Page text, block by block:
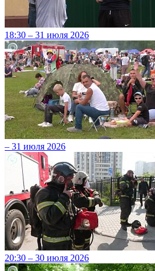
18:30 – 31 июля 2026
– 31 июля 2026
20:30 – 30 июля 2026